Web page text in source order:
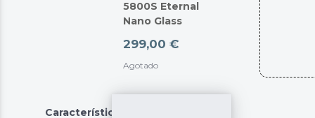
5800S Eternal
Nano Glass
299,00 €
Agotado
Características